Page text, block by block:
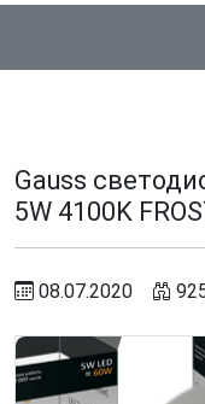
Gauss
5W 4100K
08.07.2020